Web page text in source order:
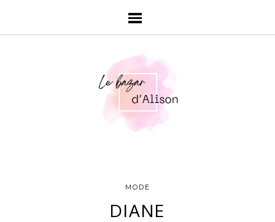
MODE
DIANE